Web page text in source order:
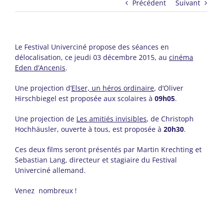
Précédent Suivant
Le Festival Univerciné propose des séances en
délocalisation, ce jeudi 03 décembre 2015, au cinéma
Eden d’Ancenis.
Une projection d’Elser, un héros ordinaire, d’Oliver
Hirschbiegel est proposée aux scolaires à 09h05.
Une projection de Les amitiés invisibles, de Christoph
Hochhäusler, ouverte à tous, est proposée à 20h30.
Ces deux films seront présentés par Martin Krechting et
Sebastian Lang, directeur et stagiaire du Festival
Univerciné allemand.
Venez nombreux !